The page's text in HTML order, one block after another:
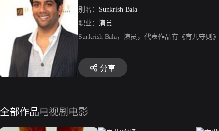
别名： Sunkrish Bala
职业： 演员
Sunkrish Bala，演员，代表作品有《育儿守则
分享
全部作品电视剧 电影